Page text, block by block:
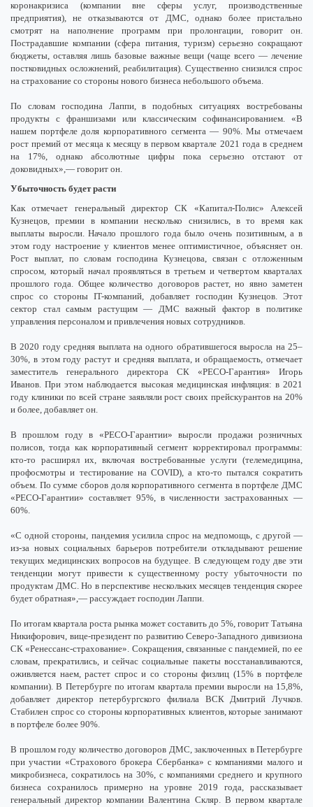
коронакризиса (компании вне сферы услуг, производственные
предприятия), не отказываются от ДМС, однако более пристально
смотрят на наполнение программ при пролонгации, говорит он.
Пострадавшие компании (сфера питания, туризм) серьезно сокращают
бюджеты, оставляя лишь базовые важные вещи (чаще всего — лечение
постковидных осложнений, реабилитация). Существенно снизился спрос
на страхование со стороны нового бизнеса небольшого объема.
По словам господина Лаппи, в подобных ситуациях востребованы
продукты с франшизами или классическим софинансированием. «В
нашем портфеле доля корпоративного сегмента — 90%. Мы отмечаем
рост премий от месяца к месяцу в первом квартале 2021 года в среднем
на 17%, однако абсолютные цифры пока серьезно отстают от
доковидных»,— говорит он.
Убыточность будет расти
Как отмечает генеральный директор СК «Капитал-Полис» Алексей
Кузнецов, премии в компании несколько снизились, в то время как
выплаты выросли. Начало прошлого года было очень позитивным, а в
этом году настроение у клиентов менее оптимистичное, объясняет он.
Рост выплат, по словам господина Кузнецова, связан с отложенным
спросом, который начал проявляться в третьем и четвертом кварталах
прошлого года. Общее количество договоров растет, но явно заметен
спрос со стороны IT-компаний, добавляет господин Кузнецов. Этот
сектор стал самым растущим — ДМС важный фактор в политике
управления персоналом и привлечения новых сотрудников.
В 2020 году средняя выплата на одного обратившегося выросла на 25–
30%, в этом году растут и средняя выплата, и обращаемость, отмечает
заместитель генерального директора СК «РЕСО-Гарантия» Игорь
Иванов. При этом наблюдается высокая медицинская инфляция: в 2021
году клиники по всей стране заявляли рост своих прейскурантов на 20%
и более, добавляет он.
В прошлом году в «РЕСО-Гарантии» выросли продажи розничных
полисов, тогда как корпоративный сегмент корректировал программы:
кто-то расширял их, включая востребованные услуги (телемедицина,
профосмотры и тестирование на COVID), а кто-то пытался сократить
объем. По сумме сборов доля корпоративного сегмента в портфеле ДМС
«РЕСО-Гарантии» составляет 95%, в численности застрахованных —
60%.
«С одной стороны, пандемия усилила спрос на медпомощь, с другой —
из-за новых социальных барьеров потребители откладывают решение
текущих медицинских вопросов на будущее. В следующем году две эти
тенденции могут привести к существенному росту убыточности по
продуктам ДМС. Но в перспективе нескольких месяцев тенденция скорее
будет обратная»,— рассуждает господин Лаппи.
По итогам квартала роста рынка может составить до 5%, говорит Татьяна
Никифорович, вице-президент по развитию Северо-Западного дивизиона
СК «Ренессанс-страхование». Сокращения, связанные с пандемией, по ее
словам, прекратились, и сейчас социальные пакеты восстанавливаются,
оживляется наем, растет спрос и со стороны физлиц (15% в портфеле
компании). В Петербурге по итогам квартала премии выросли на 15,8%,
добавляет директор петербургского филиала ВСК Дмитрий Лучков.
Стабилен спрос со стороны корпоративных клиентов, которые занимают
в портфеле более 90%.
В прошлом году количество договоров ДМС, заключенных в Петербурге
при участии «Страхового брокера Сбербанка» с компаниями малого и
микробизнеса, сократилось на 30%, с компаниями среднего и крупного
бизнеса сохранилось примерно на уровне 2019 года, рассказывает
генеральный директор компании Валентина Скляр. В первом квартале